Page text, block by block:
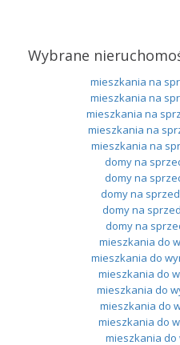
Wybrane
mieszkania na
mieszkania na
mieszkania na
mieszkania na
mieszkania na
domy na
domy na
domy na
domy na
domy na
mieszkania do
mieszkania do
mieszkania do
mieszkania do
mieszkania do
mieszkania do
mieszkania do